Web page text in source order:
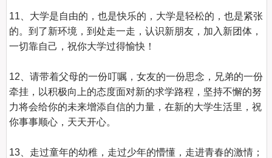
11、大学是自由的，也是快乐的，大学是轻松的，也是紧张
的。到了新环境，到处走一走，认识新朋友，加入新团体，
一切靠自己，祝你大学过得愉快！
12、请带着父母的一份叮嘱，女友的一份思念，兄弟的一份
牵挂，以积极向上的态度面对新的求学路程，坚持不懈的努
力将会给你的未来增添自信的力量，在新的大学生活里，祝
你事事顺心，天天开心。
13、走过童年的幼稚，走过少年的懵懂，走进青春的激情；